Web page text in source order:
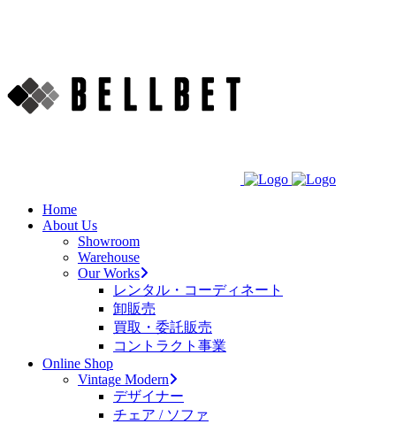
Home
About Us
Showroom
Warehouse
Our Works
レンタル・コーディネート
卸販売
買取・委託販売
コントラクト事業
Online Shop
Vintage Modern
デザイナー
チェア / ソファ